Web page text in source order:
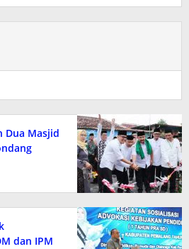
Dua Masjid
dan IPM